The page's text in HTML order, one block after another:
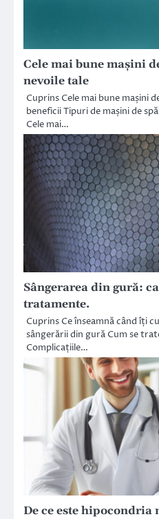
Cele mai bune mașini
nevoile tale
Cuprins Cele mai bune mașini
beneficii Tipuri de mașini de
Cele mai…
Sângerarea din gură:
tratamente.
Cuprins Ce înseamnă când îți
sângerării din gură Cum se
Complicațiile…
De ce este hipocondria